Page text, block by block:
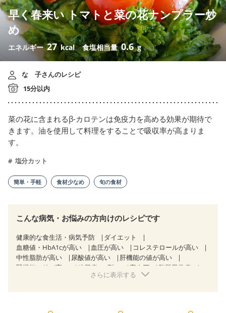
早く春来い トマトと菜の花ナンプラー炒
め
エネルギー27 kcal 食塩相当量0.6 g
なゝ子さんのレシピ
15分以内
菜の花に含まれるβ-カロテンは免疫力を高める効果が期待で
きます。油を使用して料理をすることで吸収率が高まりま
す。
塩分カット
簡単・手軽 食材少なめ 旬の食材
こんな病気・お悩みの方向けのレシピです
健康的な食生活・病気予防
ダイエット
血糖値・HbA1cが高い
血圧が高い
コレステロールが高い
中性脂肪が高い
尿酸値が高い
肝機能の値が高い
腎機能の値が高い
糖尿病（2型） 高血圧
脂質異常症
狭心症 心筋梗塞
さらに表示する